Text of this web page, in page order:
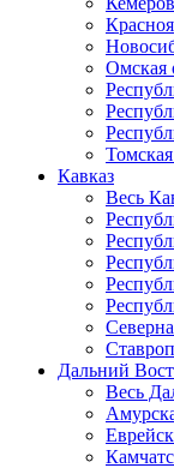
Омская
Кавказ
Весь
Дальний
Весь